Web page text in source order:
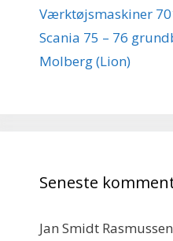
Værktøjsmaskiner
Scania 75 – 76
Molberg (Lion)
Seneste
Jan Smidt Rasmussen